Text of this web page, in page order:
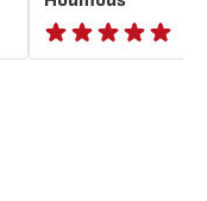
ratings.NaN